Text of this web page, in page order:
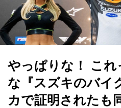
やっぱりな！ これ
な『スズキのバイ
カで証明されたも